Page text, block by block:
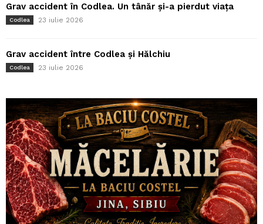
Grav accident în Codlea. Un tânăr și-a pierdut viața
Codlea 23 iulie 2026
Grav accident între Codlea și Hălchiu
Codlea 23 iulie 2026